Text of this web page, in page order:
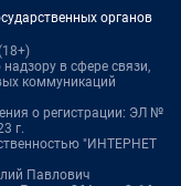
органов
в сфере связи,
коммуникаций
о регистрации: ЭЛ №
г.
"ИНТЕРНЕТ
Павлович